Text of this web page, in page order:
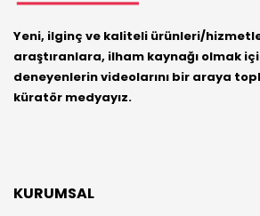
Yeni, ilginç ve kaliteli ürünleri/
araştıranlara, ilham kaynağı olmak
deneyenlerin videolarını bir araya
küratör medyayız.
KURUMSAL